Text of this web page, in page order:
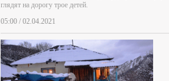
глядят на дорогу трое детей.
05:00 / 02.04.2021